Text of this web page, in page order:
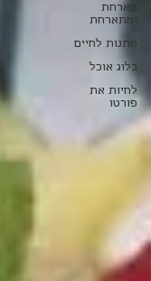
מארחת
ומתארחת
מתנות לחיים
בלוג אוכל
לחיות את
פורטו